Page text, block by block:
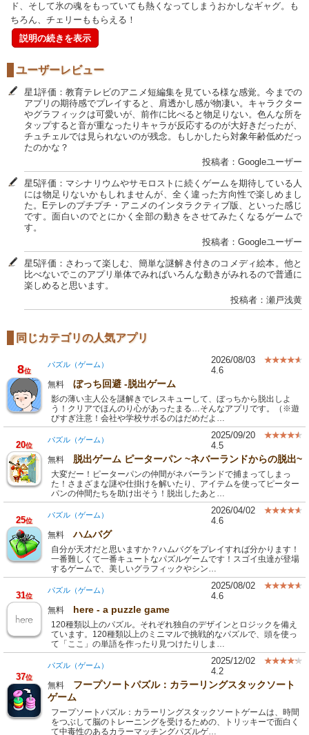
ド、そして氷の魂をもっていても熱くなってしまうおかしなギャグ。も
ちろん、チェリーももらえる！
説明の続きを表示
ユーザーレビュー
星1評価：教育テレビのアニメ短編集を見ている様な感覚。今までの
アプリの期待感でプレイすると、肩透かし感が物凄い。キャラクター
やグラフィックは可愛いが、前作に比べると物足りない。色んな所を
タップすると音が重なったりキャラが反応するのが大好きだったが、
チュチェルでは見られないのが残念。もしかしたら対象年齢低めだっ
たのかな？
投稿者：Googleユーザー
星5評価：マシナリウムやサモロストに続くゲームを期待している人
には物足りないかもしれませんが、全く違った方向性で楽しめまし
た。Eテレのプチプチ・アニメのインタラクティブ版、といった感じ
です。面白いのでとにかく全部の動きをさせてみたくなるゲームで
す。
投稿者：Googleユーザー
星5評価：さわって楽しむ、簡単な謎解き付きのコメディ絵本。他と
比べないでこのアプリ単体でみればいろんな動きがみれるので普通に
楽しめると思います。
投稿者：瀬戸浅黄
同じカテゴリの人気アプリ
8位
パズル（ゲーム）
2026/08/03
4.6
無料 ぼっち回避 -脱出ゲーム
影の薄い主人公を謎解きでレスキューして、ぼっちから脱出しよ
う！クリアでほんのり心があったまる…そんなアプリです。（※遊
びすぎ注意！会社や学校サボるのはだめだよ…
20位
パズル（ゲーム）
2025/09/20
4.5
無料 脱出ゲーム ピーターパン ~ネバーランドからの脱出~
大変だー！ピーターパンの仲間がネバーランドで捕まってしまっ
た！さまざまな謎や仕掛けを解いたり、アイテムを使ってピーター
パンの仲間たちを助け出そう！脱出したあと…
25位
パズル（ゲーム）
2026/04/02
4.6
無料 ハムバグ
自分が天才だと思いますか？ハムバグをプレイすれば分かります！
一番難しくて一番キュートなパズルゲームです！スゴイ虫達が登場
するゲームで、美しいグラフィックやシン…
31位
パズル（ゲーム）
2025/08/02
4.6
無料 here - a puzzle game
120種類以上のパズル。それぞれ独自のデザインとロジックを備え
ています。120種類以上のミニマルで挑戦的なパズルで、頭を使っ
て「ここ」の単語を作ったり見つけたりしま…
37位
パズル（ゲーム）
2025/12/02
4.2
無料
フープソートパズル：カラーリングスタックソート
ゲーム
フープソートパズル：カラーリングスタックソートゲームは、時間
をつぶして脳のトレーニングを受けるための、トリッキーで面白く
て中毒性のあるカラーマッチングパズルゲ…